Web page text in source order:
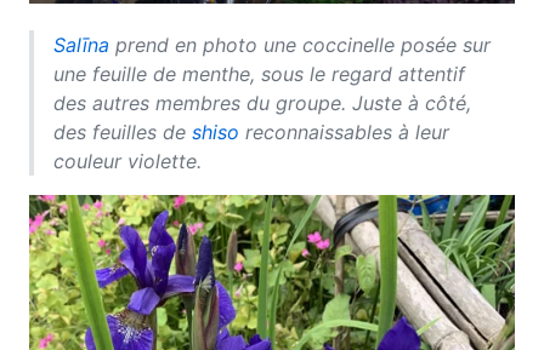
Salīna prend en photo une coccinelle posée sur
une feuille de menthe, sous le regard attentif
des autres membres du groupe. Juste à côté,
des feuilles de shiso reconnaissables à leur
couleur violette.